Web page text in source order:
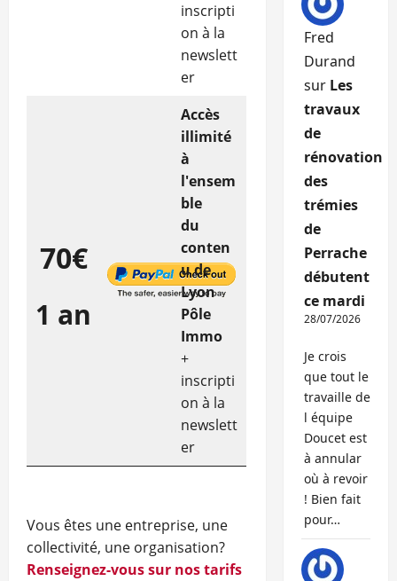
inscripti
on à la
newslett
er
70€
1 an
Accès
illimité
à
l'ensem
ble
du
conten
u de
Lyon
Pôle
Immo
+
inscripti
on à la
newslett
er
Vous êtes une entreprise, une
collectivité, une organisation?
Renseignez-vous sur nos tarifs
Fred
Durand
sur Les
travaux
de
rénovation
des
trémies
de
Perrache
débutent
ce mardi
28/07/2026
Je crois
que tout le
travaille de
l équipe
Doucet est
à annular
où à revoir
! Bien fait
pour…